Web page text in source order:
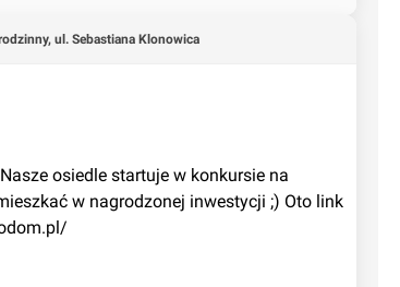
ul. Sebastiana Klonowica
osiedle startuje w konkursie na
w nagrodzonej inwestycji ;) Oto link